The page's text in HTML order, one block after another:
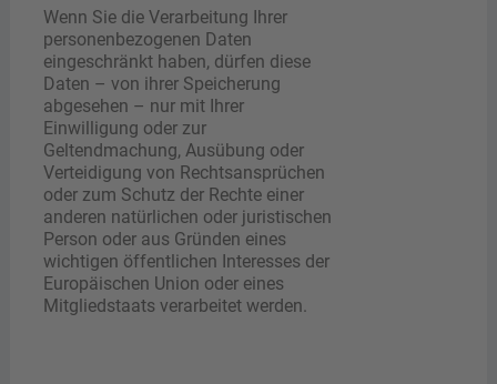
Wenn Sie die Verarbeitung Ihrer
personenbezogenen Daten
eingeschränkt haben, dürfen diese
Daten – von ihrer Speicherung
abgesehen – nur mit Ihrer
Einwilligung oder zur
Geltendmachung, Ausübung oder
Verteidigung von Rechtsansprüchen
oder zum Schutz der Rechte einer
anderen natürlichen oder juristischen
Person oder aus Gründen eines
wichtigen öffentlichen Interesses der
Europäischen Union oder eines
Mitgliedstaats verarbeitet werden.